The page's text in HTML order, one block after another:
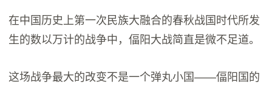
在中国历史上第一次民族大融合的春秋战国时代所发
生的数以万计的战争中，偪阳大战简直是微不足道。
这场战争最大的改变不是一个弹丸小国——偪阳国的